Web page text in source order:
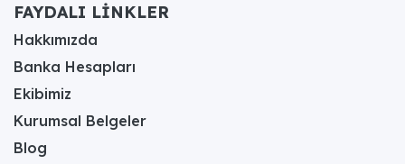
FAYDALI LİNKLER
Hakkımızda
Banka Hesapları
Ekibimiz
Kurumsal Belgeler
Blog